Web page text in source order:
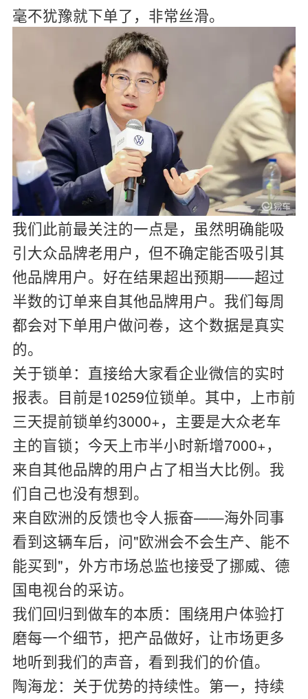
毫不犹豫就下单了，非常丝滑。
我们此前最关注的一点是，虽然明确能吸
引大众品牌老用户，但不确定能否吸引其
他品牌用户。好在结果超出预期——超过
半数的订单来自其他品牌用户。我们每周
都会对下单用户做问卷，这个数据是真实
的。
关于锁单：直接给大家看企业微信的实时
报表。目前是10259位锁单。其中，上市前
三天提前锁单约3000+，主要是大众老车
主的盲锁；今天上市半小时新增7000+，
来自其他品牌的用户占了相当大比例。我
们自己也没有想到。
来自欧洲的反馈也令人振奋——海外同事
看到这辆车后，问"欧洲会不会生产、能不
能买到"，外方市场总监也接受了挪威、德
国电视台的采访。
我们回归到做车的本质：围绕用户体验打
磨每一个细节，把产品做好，让市场更多
地听到我们的声音，看到我们的价值。
陶海龙： 关于优势的持续性。第一，持续